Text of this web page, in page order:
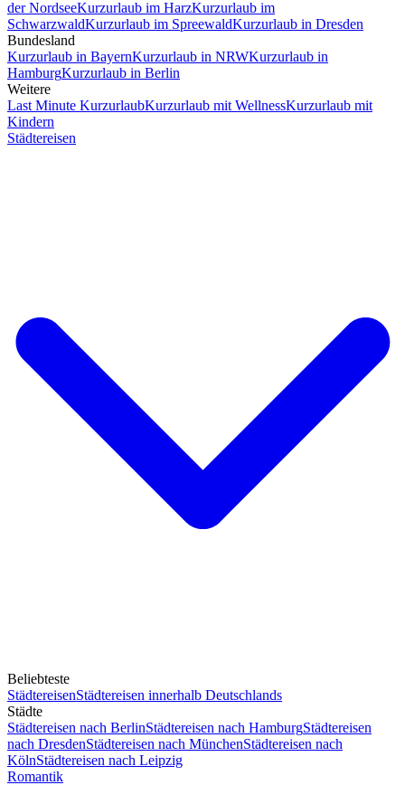
der NordseeKurzurlaub im HarzKurzurlaub im
SchwarzwaldKurzurlaub im SpreewaldKurzurlaub in Dresden
Bundesland
Kurzurlaub in BayernKurzurlaub in NRWKurzurlaub in
HamburgKurzurlaub in Berlin
Weitere
Last Minute KurzurlaubKurzurlaub mit WellnessKurzurlaub mit
Kindern
Städtereisen
Beliebteste
StädtereisenStädtereisen innerhalb Deutschlands
Städte
Städtereisen nach BerlinStädtereisen nach HamburgStädtereisen
nach DresdenStädtereisen nach MünchenStädtereisen nach
KölnStädtereisen nach Leipzig
Romantik